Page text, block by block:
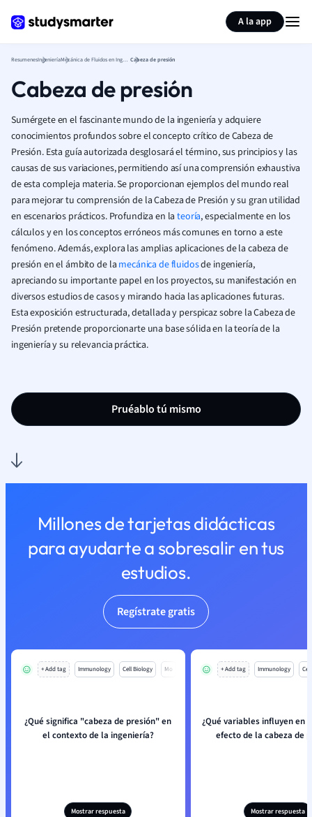
A la app
ResumenesIngeniería Mecánica de Fluidos en Ingeniería Cabeza de presión
Cabeza de presión
Sumérgete en el fascinante mundo de la ingeniería y adquiere
conocimientos profundos sobre el concepto crítico de Cabeza de
Presión. Esta guía autorizada desglosará el término, sus principios y las
causas de sus variaciones, permitiendo así una comprensión exhaustiva
de esta compleja materia. Se proporcionan ejemplos del mundo real
para mejorar tu comprensión de la Cabeza de Presión y su gran utilidad
en escenarios prácticos. Profundiza en lateoría, especialmente en los
cálculos y en los conceptos erróneos más comunes en torno a este
fenómeno. Además, explora las amplias aplicaciones de la cabeza de
presión en el ámbito de la mecánica de fluidosde ingeniería,
apreciando su importante papel en los proyectos, su manifestación en
diversos estudios de casos y mirando hacia las aplicaciones futuras.
Esta exposición estructurada, detallada y perspicaz sobre la Cabeza de
Presión pretende proporcionarte una base sólida en la teoría de la
ingeniería y su relevancia práctica.
Pruéablo tú mismo
Millones de tarjetas didácticas
para ayudarte a sobresalir en tus
estudios.
Regístrate gratis
+ Add tag Immunology Cell Biology Mo
¿Qué significa "cabeza de presión" en
el contexto de la ingeniería?
Mostrar respuesta
+ Add tag Immunology
¿Qué variables influyen en
efecto de la cabeza de
Mostrar respuesta
Resumir página